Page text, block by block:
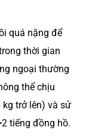
quá nặng để
thời gian
ngoại thường
thể chịu
trở lên) và sử
tiếng đồng hồ.